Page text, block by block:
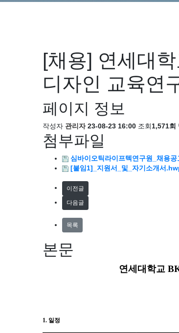
[채용] 연세대
디자인 교육연
페이지 정보
작성자 관리자 23-08-23 16:00 조회 1,571회
첨부파일
심바이오틱라이프텍연구원_채용
[붙임1]_지원서_및_자기소개서
이전글
다음글
목록
본문
연세대학교
1. 일정